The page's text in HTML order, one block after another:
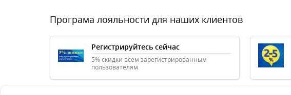
Програма лояльности для наших клиентов
Регистрируйтесь сейчас
5% скидки всем зарегистрированным
пользователям